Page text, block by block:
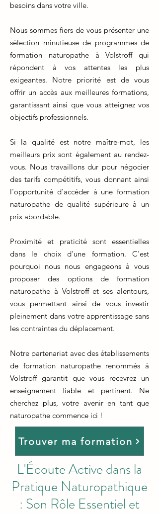
besoins dans votre ville.
Nous sommes fiers de vous présenter une
sélection minutieuse de programmes de
formation naturopathe à Volstroff qui
répondent à vos attentes les plus
exigeantes. Notre priorité est de vous
offrir un accès aux meilleures formations,
garantissant ainsi que vous atteignez vos
objectifs professionnels.
Si la qualité est notre maître-mot, les
meilleurs prix sont également au rendez-
vous. Nous travaillons dur pour négocier
des tarifs compétitifs, vous donnant ainsi
l'opportunité d'accéder à une formation
naturopathe de qualité supérieure à un
prix abordable.
Proximité et praticité sont essentielles
dans le choix d'une formation. C'est
pourquoi nous nous engageons à vous
proposer des options de formation
naturopathe à Volstroff et ses alentours,
vous permettant ainsi de vous investir
pleinement dans votre apprentissage sans
les contraintes du déplacement.
Notre partenariat avec des établissements
de formation naturopathe renommés à
Volstroff garantit que vous recevrez un
enseignement fiable et pertinent. Ne
cherchez plus, votre avenir en tant que
naturopathe commence ici !
Trouver ma formation
L'Écoute Active dans la
Pratique Naturopathique
: Son Rôle Essentiel et